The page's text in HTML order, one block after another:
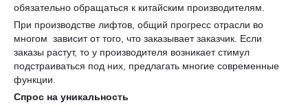
обязательно обращаться к китайским производителям.
При производстве лифтов, общий прогресс отрасли во
многом зависит от того, что заказывает заказчик. Если
заказы растут, то у производителя возникает стимул
подстраиваться под них, предлагать многие современные
функции.
Спрос на уникальность